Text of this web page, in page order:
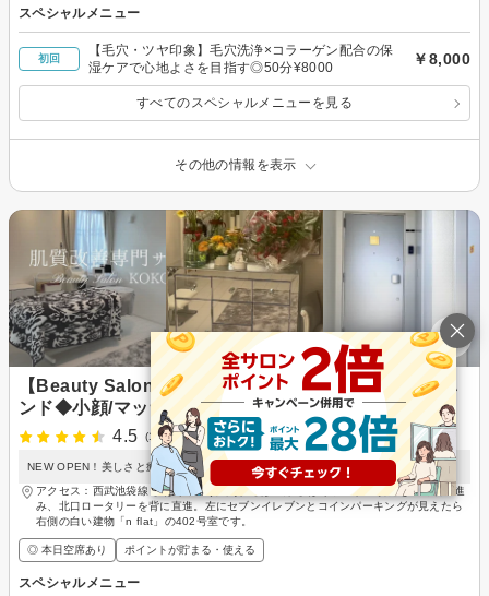
スペシャルメニュー
初回
【毛穴・ツヤ印象】毛穴洗浄×コラーゲン配合の保
湿ケアで心地よさを目指す◎50分¥8000
￥8,000
すべてのスペシャルメニューを見る
その他の情報を表示
【Beauty Salon KOKO】ヒト幹細胞コスメ×オールハ
ンド◆小顔/マッサージ/毛穴
4.5
(1件)
NEW OPEN！美しさと癒しを叶える大人の女性のためのトータルエステサロン
アクセス：西武池袋線 ひばりケ丘(東京)駅 徒歩3分 ひばりヶ丘駅の改札を出て右へ進
み、北口ロータリーを背に直進。左にセブンイレブンとコインパーキングが見えたら
右側の白い建物「n flat」の402号室です。
◎ 本日空席あり ポイントが貯まる・使える
スペシャルメニュー